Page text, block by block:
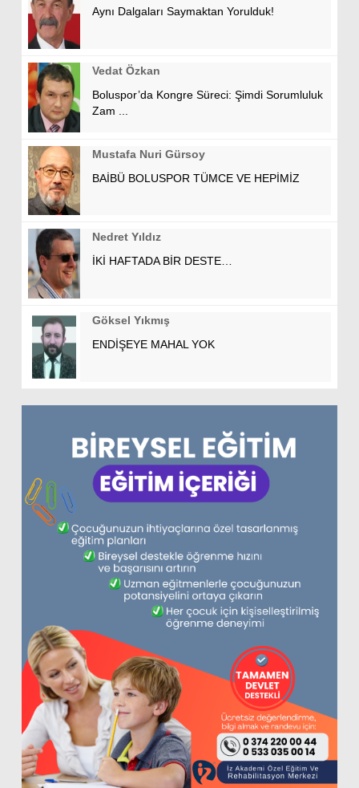
Aynı Dalgaları Saymaktan Yorulduk!
Vedat Özkan
Boluspor’da Kongre Süreci: Şimdi Sorumluluk
Zam ...
Mustafa Nuri Gürsoy
BAİBÜ BOLUSPOR TÜMCE VE HEPİMİZ
Nedret Yıldız
İKİ HAFTADA BİR DESTE…
Göksel Yıkmış
ENDİŞEYE MAHAL YOK